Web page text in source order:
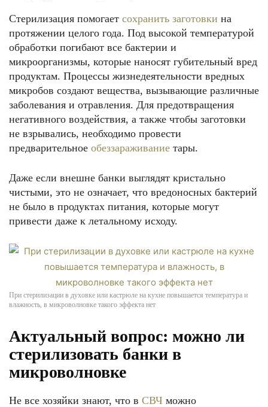
Стерилизация помогает сохранить заготовки на
протяжении целого года. Под высокой температурой
обработки погибают все бактерии и
микроорганизмы, которые наносят губительный вред
продуктам. Процессы жизнедеятельности вредных
микробов создают вещества, вызывающие различные
заболевания и отравления. Для предотвращения
негативного воздействия, а также чтобы заготовки
не взрывались, необходимо провести
предварительное обеззараживание тары.
Даже если внешне банки выглядят кристально
чистыми, это не означает, что вредоносных бактерий
не было в продуктах питания, которые могут
привести даже к летальному исходу.
При стерилизации в духовке или кастрюле на кухне повышается температура и
влажность, в микроволновке такого эффекта нет
Актуальный вопрос: можно ли
стерилизовать банки в
микроволновке
Не все хозяйки знают, что в СВЧ можно